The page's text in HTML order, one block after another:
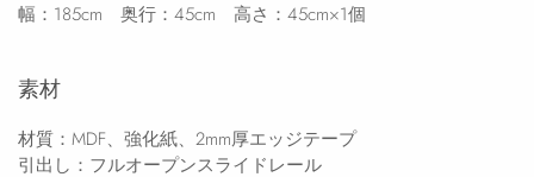
幅：185cm 奥行：45cm 高さ：45cm×1個
素材
材質：MDF、強化紙、2mm厚エッジテープ
引出し：フルオープンスライドレール